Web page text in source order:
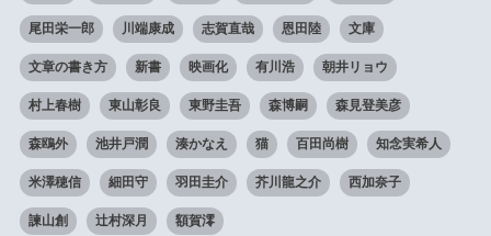
尾田栄一郎 川端康成 志賀直哉 恩田陸 文庫
文章の書き方 新書 映画化 有川浩 朝井リョウ
村上春樹 東山彰良 東野圭吾 森博嗣 森見登美彦
森鴎外 池井戸潤 湊かなえ 猫 百田尚樹 知念実希人
米澤穂信 細田守 羽田圭介 芥川龍之介 西加奈子
諫山創 辻村深月 額賀澪